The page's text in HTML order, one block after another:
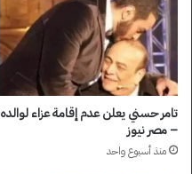
تامر حسني يعلن عدم إقامة عزاء لوالده
– مصر نيوز
منذ أسبوع واحد